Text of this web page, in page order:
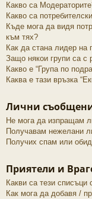
Какво са
Какво са
Къде мога да видя
към тях?
Как да стана лидер на
Защо някои групи са с
Какво е “Група по
Каква е тази връзка
Лични
Не мога да изпращам
Получавам нежелани
Получих спам или
Приятели и
Какви са тези
Как мога да добавя /